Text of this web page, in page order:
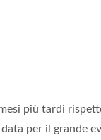
più tardi
per il grande